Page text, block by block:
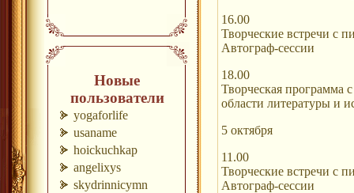
Новые
пользователи
yogaforlife
usaname
hoickuchkap
angelixys
skydrinnicymn
16.00
Творческие встречи с
Автограф-сессии
18.00
Творческая программа
области литературы и
5 октября
11.00
Творческие встречи с
Автограф-сессии